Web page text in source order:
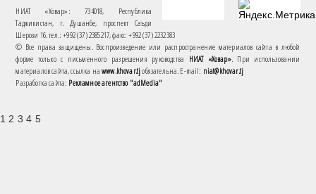
НИАТ «Ховар»: 734018, Республика
Таджикистан, г. Душанбе, проспект Саъди
Шерози 16. тел.: +992 (37) 2385217, факс: +992 (37) 2232383
© Все права защищены. Воспроизведение или распространение материалов сайта в любой
форме только с письменного разрешения руководства НИАТ «Ховар». При использовании
материалов сайта, ссылка наwww.khovar.tjобязательна. E-mail: niat@khovar.tj
Разработка сайта: Рекламное агентство "adMedia"
1 2 3 4 5